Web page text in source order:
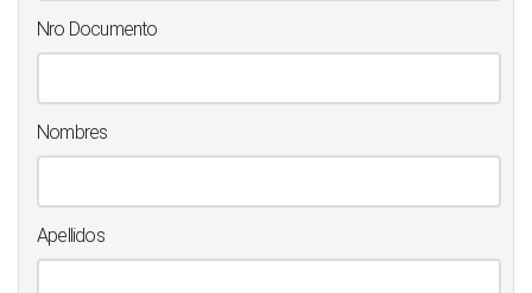
Nro Documento
Nombres
Apellidos